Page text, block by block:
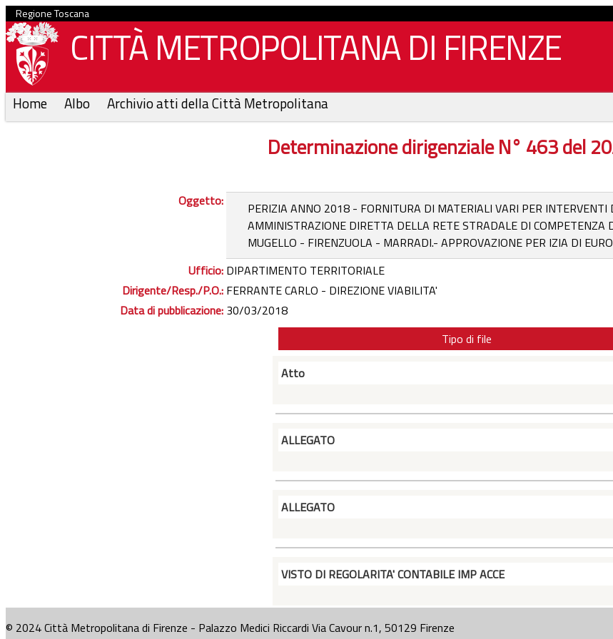
Regione Toscana
CITTÀ METROPOLITANA DI FIRENZE
Home Albo Archivio atti della Città Metropolitana
Determinazione dirigenziale N° 463 del
Oggetto:
PERIZIA ANNO 2018 - FORNITURA DI MATERIALI VARI PER
AMMINISTRAZIONE DIRETTA DELLA RETE STRADALE DI
MUGELLO - FIRENZUOLA - MARRADI.- APPROVAZIONE PER IZIA DI
Ufficio: DIPARTIMENTO TERRITORIALE
Dirigente/Resp./P.O.: FERRANTE CARLO - DIREZIONE VIABILITA'
Data di pubblicazione: 30/03/2018
Tipo di file
Atto
ALLEGATO
ALLEGATO
VISTO DI REGOLARITA' CONTABILE IMP ACCE
© 2024 Città Metropolitana di Firenze - Palazzo Medici Riccardi Via Cavour n.1, 50129 Firenze